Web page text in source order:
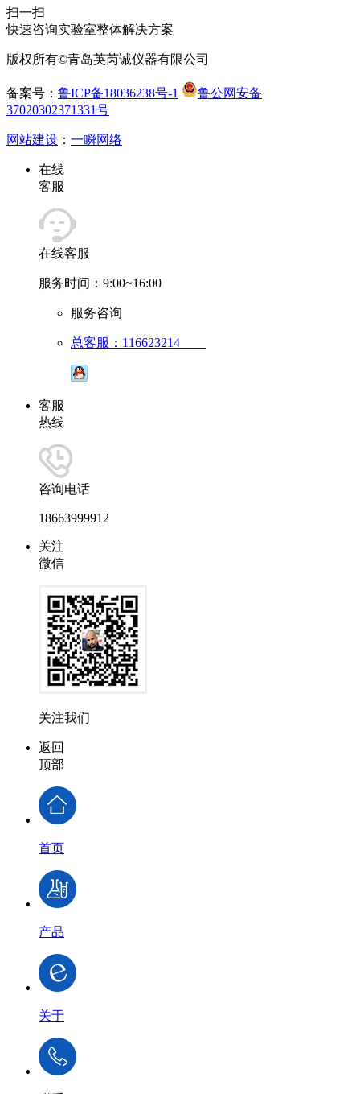
扫一扫
快速咨询实验室整体解决方案
版权所有©青岛英芮诚仪器有限公司
备案号： 鲁ICP备18036238号-1
鲁公网安备
37020302371331号
网站建设 ： 一瞬网络
在线
客服
在线客服
服务时间：9:00~16:00
服务咨询
总客服：116623214
客服
热线
咨询电话
18663999912
关注
微信
关注我们
返回
顶部
首页
产品
关于